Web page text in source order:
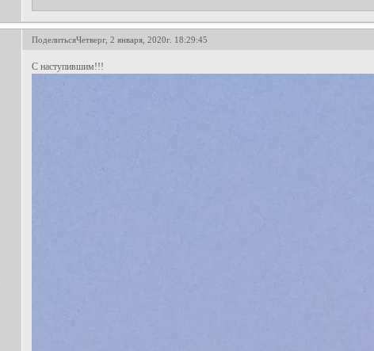
ПоделитьсяЧетверг, 2 января, 2020г. 18:29:45
С наступившим!!!